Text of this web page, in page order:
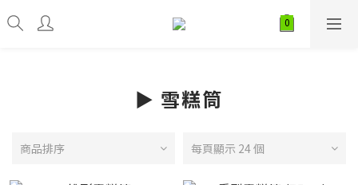
► 雪糕筒
商品排序 每頁顯示 24 個